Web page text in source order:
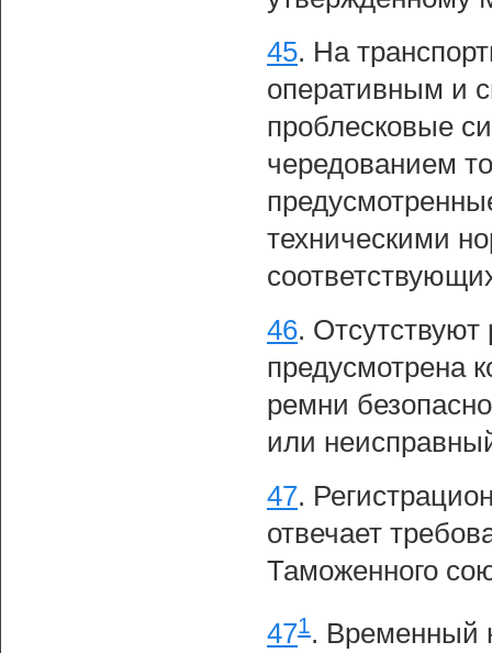
45. На
оперативным и
проблесковые
чередованием
техническими
46. Отсутствуют
предусмотрена
ремни
или
47.
отвечает
Таможенного
471. Временный